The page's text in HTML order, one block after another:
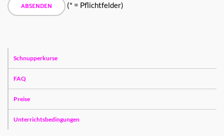
(* = Pflichtfelder)
Schnupperkurse
FAQ
Preise
Unterrichtsbedingungen